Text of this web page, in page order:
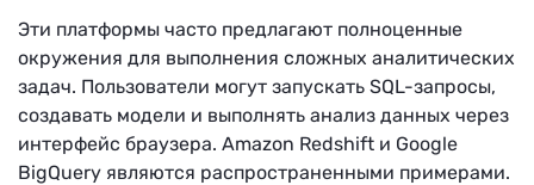
Эти платформы часто предлагают полноценные
окружения для выполнения сложных аналитических
задач. Пользователи могут запускать SQL-запросы,
создавать модели и выполнять анализ данных через
интерфейс браузера. Amazon Redshift и Google
BigQuery являются распространенными примерами.